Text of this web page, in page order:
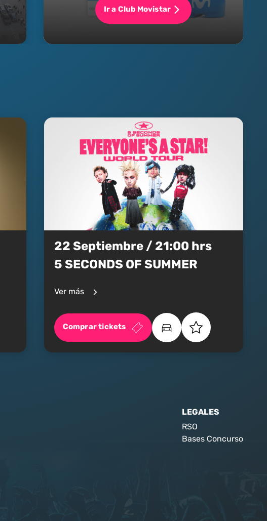
Ir a Club Movistar
22 Septiembre / 21:00 hrs
5 SECONDS OF SUMMER
Ver más
Comprar tickets
LEGALES
RSO
Bases Concurso